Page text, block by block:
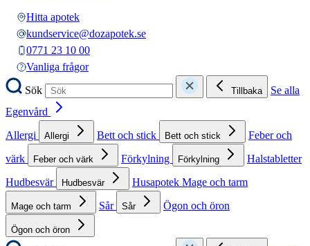
Hitta apotek
kundservice@dozapotek.se
0771 23 10 00
Vanliga frågor
Sök
Tillbaka
Se alla
Egenvård
Allergi
Allergi Bett och stick Bett och stick
Feber och
värk
Feber och värk Förkylning Förkylning
Halstabletter
Hudbesvär
Hudbesvär Husapotek Mage och tarm
Mage och tarm Sår Sår Ögon och öron
Ögon och öron